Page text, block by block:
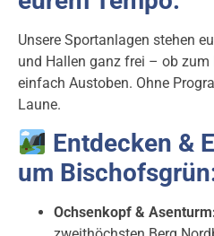
Unsere Sportanlagen stehen
und Hallen ganz frei – ob zum
einfach Austoben. Ohne
Laune.
Entdecken &
um
Ochsenkopf &